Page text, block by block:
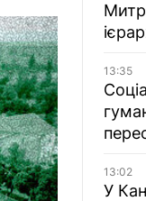
13:35
13:02
У